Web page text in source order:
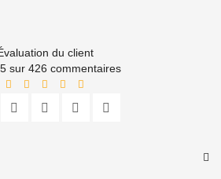
du client
sur 426 commentaires